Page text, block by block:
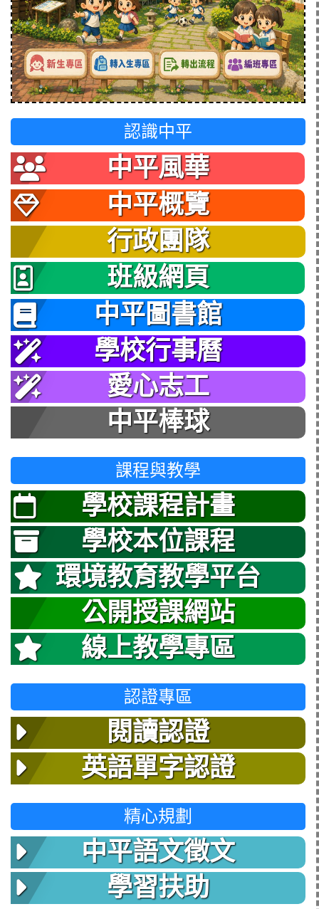
認識中平
中平風華
中平概覽
行政團隊
班級網頁
中平圖書館
學校行事曆
愛心志工
中平棒球
課程與教學
學校課程計畫
學校本位課程
環境教育教學平台
公開授課網站
線上教學專區
認證專區
閱讀認證
英語單字認證
精心規劃
中平語文徵文
學習扶助